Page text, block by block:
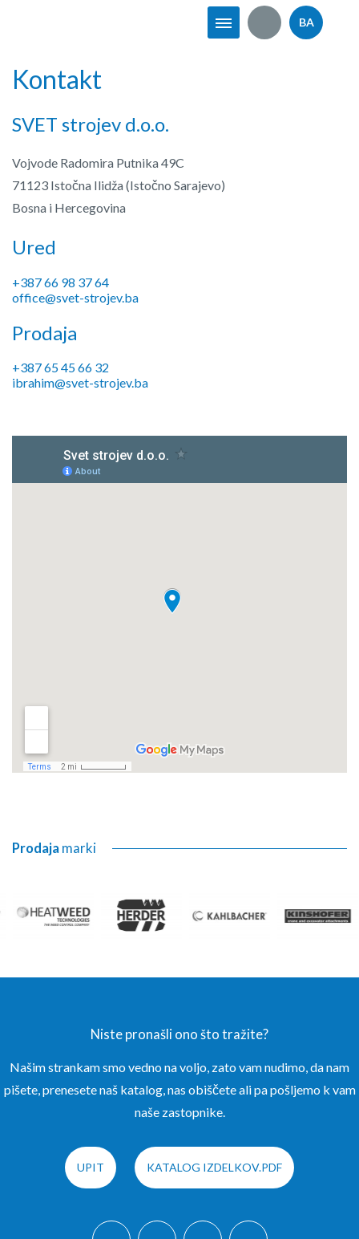
BA
Kontakt
SVET strojev d.o.o.
Vojvode Radomira Putnika 49C
71123 Istočna Ilidža (Istočno Sarajevo)
Bosna i Hercegovina
Ured
+387 66 98 37 64
office@svet-strojev.ba
Prodaja
+387 65 45 66 32
ibrahim@svet-strojev.ba
Prodaja marki
Niste pronašli ono što tražite?
Našim strankam smo vedno na voljo, zato vam nudimo, da nam
pišete, prenesete naš katalog, nas obiščete ali pa pošljemo k vam
naše zastopnike.
UPIT KATALOG IZDELKOV.PDF